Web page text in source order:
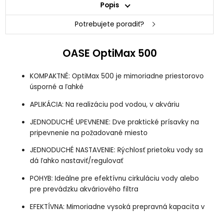
Popis
Potrebujete poradiť?
OASE OptiMax 500
KOMPAKTNÉ: OptiMax 500 je mimoriadne priestorovo
úsporné a ľahké
APLIKÁCIA: Na realizáciu pod vodou, v akváriu
JEDNODUCHÉ UPEVNENIE: Dve praktické prísavky na
pripevnenie na požadované miesto
JEDNODUCHÉ NASTAVENIE: Rýchlosť prietoku vody sa
dá ľahko nastaviť/regulovať
POHYB: Ideálne pre efektívnu cirkuláciu vody alebo
pre prevádzku akváriového filtra
EFEKTÍVNA: Mimoriadne vysoká prepravná kapacita v